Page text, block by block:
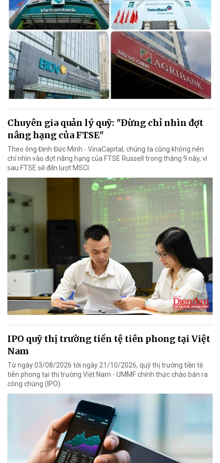
Chuyên gia quản lý quỹ: "Đừng chỉ nhìn đợt
nâng hạng của FTSE"
Theo ông Đinh Đức Minh - VinaCapital, chúng ta cũng không nên
chỉ nhìn vào đợt nâng hạng của FTSE Russell trong tháng 9 này, vì
sau FTSE sẽ đến lượt MSCI.
IPO quỹ thị trường tiền tệ tiên phong tại Việt
Nam
Từ ngày 03/08/2026 tới ngày 21/10/2026, quỹ thị trường tiền tệ
tiên phong tại thị trường Việt Nam - UMMF chính thức chào bán ra
công chúng (IPO).